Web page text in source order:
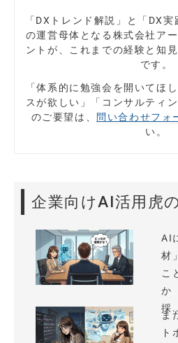
「DXトレンド解説」と「DX
の運営母体となる株式会社ア
ントが、これまでの経験と知
です。
「体系的に勉強会を開いてほ
スが欲しい」「コンサルティ
のご要望は、
問い合わせフォ
い。
企業向けAI活用虎
AI
材
こ
か
採
ま
ト